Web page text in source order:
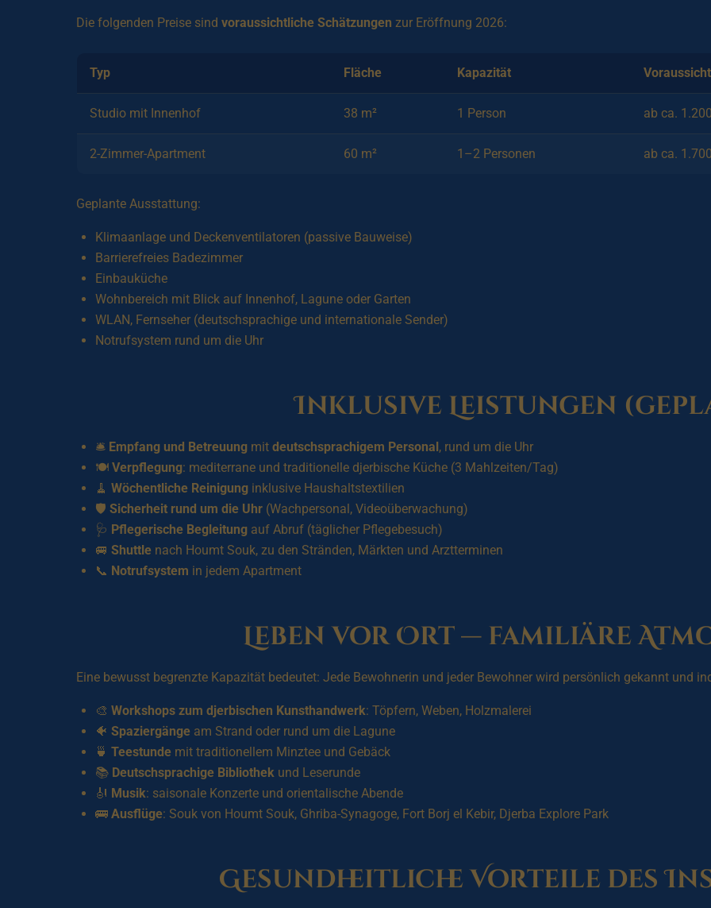
Die folgenden Preise sind voraussichtliche Schätzungen zur Eröffnung 2026:
Typ Fläche Kapazität
Studio mit Innenhof 38 m² 1 Person ab ca.
2-Zimmer-Apartment 60 m² 1–2 Personen ab ca.
Geplante Ausstattung:
Klimaanlage und Deckenventilatoren (passive Bauweise)
Barrierefreies Badezimmer
Einbauküche
Wohnbereich mit Blick auf Innenhof, Lagune oder Garten
WLAN, Fernseher (deutschsprachige und internationale Sender)
Notrufsystem rund um die Uhr
Inklusive Leistungen
🛎️ Empfang und Betreuung mit deutschsprachigem Personal, rund um die Uhr
🍽️ Verpflegung: mediterrane und traditionelle djerbische Küche (3 Mahlzeiten/Tag)
🧹 Wöchentliche Reinigung inklusive Haushaltstextilien
🛡️ Sicherheit rund um die Uhr (Wachpersonal, Videoüberwachung)
🩺 Pflegerische Begleitung auf Abruf (täglicher Pflegebesuch)
🚐 Shuttle nach Houmt Souk, zu den Stränden, Märkten und Arztterminen
📞 Notrufsystem in jedem Apartment
Leben vor Ort — familiäre
Eine bewusst begrenzte Kapazität bedeutet: Jede Bewohnerin und jeder Bewohner wird persönlich gekannt und
🎨 Workshops zum djerbischen Kunsthandwerk: Töpfern, Weben, Holzmalerei
🐠 Spaziergänge am Strand oder rund um die Lagune
🍵 Teestunde mit traditionellem Minztee und Gebäck
📚 Deutschsprachige Bibliothek und Leserunde
🎻 Musik: saisonale Konzerte und orientalische Abende
🚌 Ausflüge: Souk von Houmt Souk, Ghriba-Synagoge, Fort Borj el Kebir, Djerba Explore Park
Gesundheitliche Vorteile des